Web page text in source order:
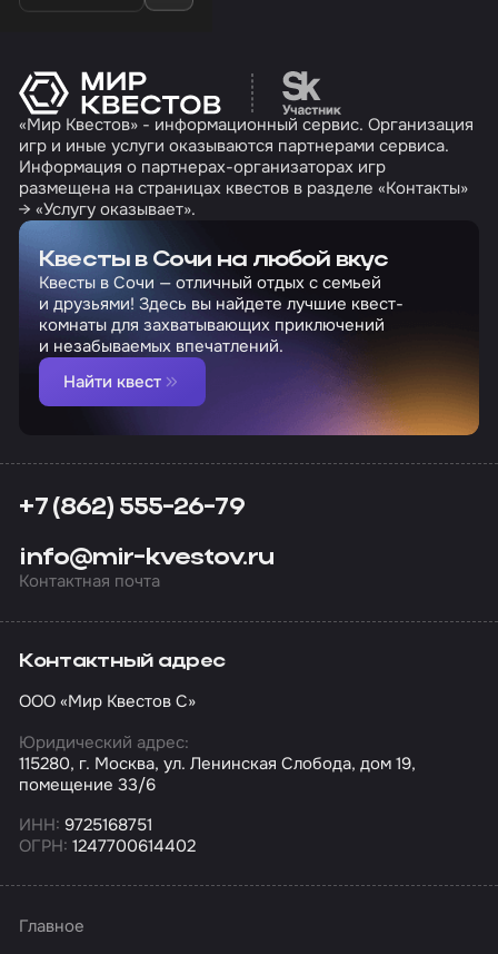
Перейти на сайт
«Мир Квестов» - информационный сервис. Организация
игр и иные услуги оказываются партнерами сервиса.
Информация о партнерах-организаторах игр
размещена на страницах квестов в разделе «Контакты»
→ «Услугу оказывает».
Квесты в Сочи на любой вкус
Квесты в Сочи — отличный отдых с семьей
и друзьями! Здесь вы найдете лучшие квест-
комнаты для захватывающих приключений
и незабываемых впечатлений.
Найти квест
+7 (862) 555-26-79
info@mir-kvestov.ru
Контактная почта
Контактный адрес
ООО «Мир Квестов С»
Юридический адрес:
115280, г. Москва, ул. Ленинская Слобода, дом 19,
помещение 33/6
ИНН: 9725168751
ОГРН: 1247700614402
Главное